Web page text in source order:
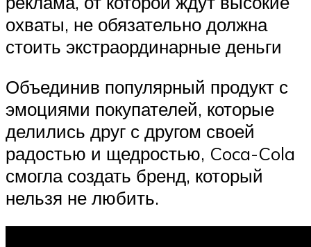
охваты, не обязательно должна
стоить экстраординарные деньги
Объединив популярный продукт с
эмоциями покупателей, которые
делились друг с другом своей
радостью и щедростью, Coca-Cola
смогла создать бренд, который
нельзя не любить.